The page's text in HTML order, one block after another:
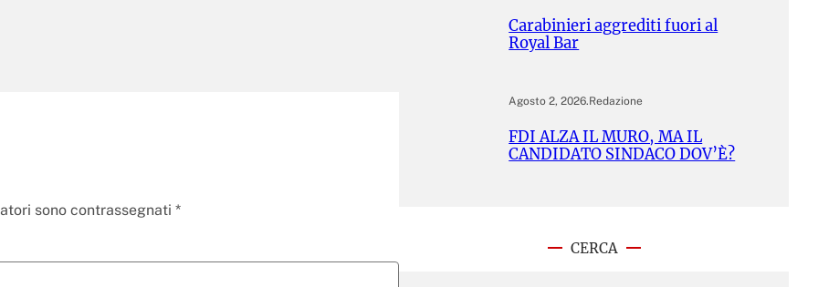
sono contrassegnati *
Carabinieri aggrediti fuori al
Royal Bar
Agosto 2, 2026.Redazione
FDI ALZA IL MURO, MA IL
CANDIDATO SINDACO DOV’È?
CERCA